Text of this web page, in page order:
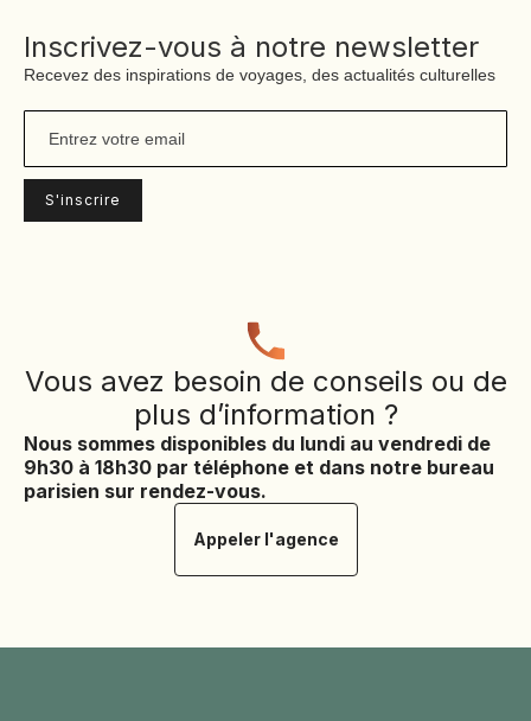
Inscrivez-vous à notre newsletter
Recevez des inspirations de voyages, des actualités culturelles
Vous avez besoin de conseils ou de
plus d’information ?
Nous sommes disponibles du lundi au vendredi de
9h30 à 18h30 par téléphone et dans notre bureau
parisien sur rendez-vous.
Appeler l'agence